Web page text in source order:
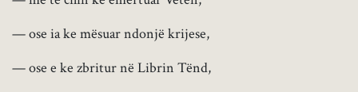
— ose ia ke mësuar ndonjë krijese,
— ose e ke zbritur në Librin Tënd,